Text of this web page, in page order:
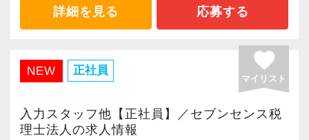
・経験値が自然と積み上がる環境
・有給取得率90％以上
・繁忙期も月30～40h程度
・男性の育休取得率100％
詳細を見る 応募する
NEW 正社員 favorite
マイリスト
入力スタッフ他【正社員】／セブンセンス税
理士法人の求人情報